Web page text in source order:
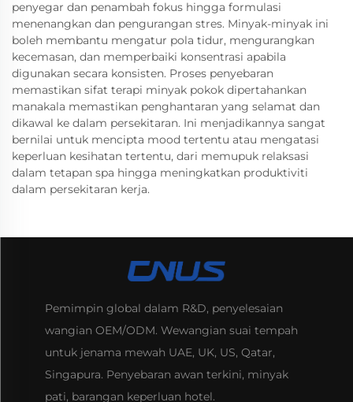
penyegar dan penambah fokus hingga formulasi
menenangkan dan pengurangan stres. Minyak-minyak ini
boleh membantu mengatur pola tidur, mengurangkan
kecemasan, dan memperbaiki konsentrasi apabila
digunakan secara konsisten. Proses penyebaran
memastikan sifat terapi minyak pokok dipertahankan
manakala memastikan penghantaran yang selamat dan
dikawal ke dalam persekitaran. Ini menjadikannya sangat
bernilai untuk mencipta mood tertentu atau mengatasi
keperluan kesihatan tertentu, dari memupuk relaksasi
dalam tetapan spa hingga meningkatkan produktiviti
dalam persekitaran kerja.
Pemimpin global dalam R&D, penyelesaian
wangian OEM/ODM. Wewangian suai tempah
untuk jenama mewah UAE, UK, US, Qatar,
Singapura. Penyebaran awan terkini, minyak
pati, barangan keperluan hotel.